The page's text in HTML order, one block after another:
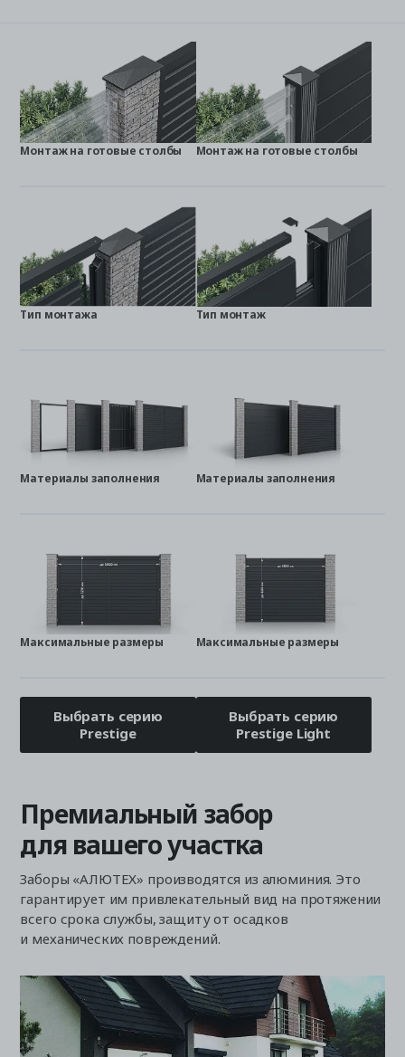
Монтаж на готовые столбы Монтаж на готовые столбы
Тип монтажа Тип монтаж
Материалы заполнения Материалы заполнения
Максимальные размеры Максимальные размеры
Выбрать серию
Prestige
Выбрать серию
Prestige Light
Премиальный забор
для вашего участка
Заборы «АЛЮТЕХ» производятся из алюминия. Это
гарантирует им привлекательный вид на протяжении
всего срока службы, защиту от осадков
и механических повреждений.